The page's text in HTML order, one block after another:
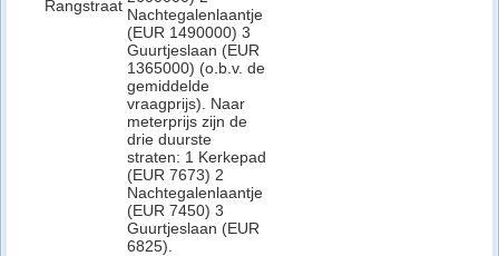
Rangstraat Nachtegalenlaantje
(EUR 1490000) 3
Guurtjeslaan (EUR
1365000) (o.b.v. de
gemiddelde
vraagprijs). Naar
meterprijs zijn de
drie duurste
straten: 1 Kerkepad
(EUR 7673) 2
Nachtegalenlaantje
(EUR 7450) 3
Guurtjeslaan (EUR
6825).